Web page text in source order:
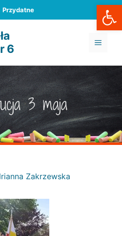
Przydatne
6
MENU
3 maja
Zakrzewska